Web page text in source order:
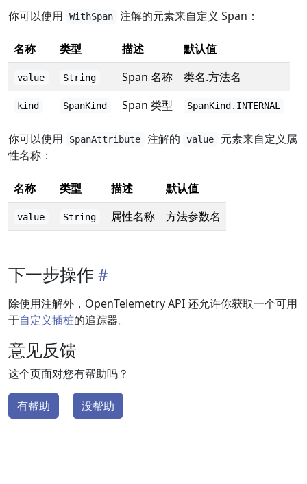
你可以使用
WithSpan 注解的元素来自定义 Span：
名称 类型 描述 默认值
value String Span 名称 类名.方法名
kind SpanKind Span 类型 SpanKind.INTERNAL
你可以使用 SpanAttribute 注解的 value
元素来自定义属
性名称：
名称 类型 描述 默认值
value String 属性名称 方法参数名
下一步操作
除使用注解外，OpenTelemetry API 还允许你获取一个可用
于自定义插桩的追踪器。
意见反馈
这个页面对您有帮助吗？
有帮助 没帮助